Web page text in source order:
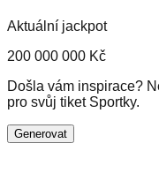
Aktuální jackpot
200 000 000 Kč
Došla vám inspirace?
pro svůj tiket Sportky.
Generovat